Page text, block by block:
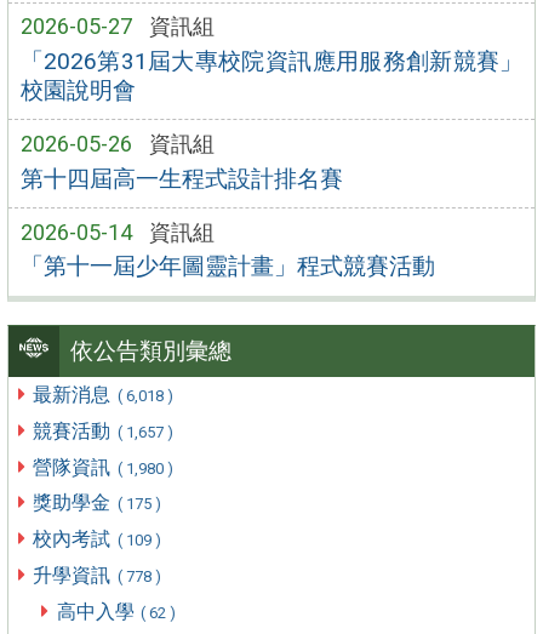
2026-05-27 資訊組
「2026第31屆大專校院資訊應用服務創新競賽」
校園說明會
2026-05-26 資訊組
第十四屆高一生程式設計排名賽
2026-05-14 資訊組
「第十一屆少年圖靈計畫」程式競賽活動
依公告類別彙總
最新消息 ( 6,018 )
競賽活動 ( 1,657 )
營隊資訊 ( 1,980 )
獎助學金 ( 175 )
校內考試 ( 109 )
升學資訊 ( 778 )
高中入學 ( 62 )